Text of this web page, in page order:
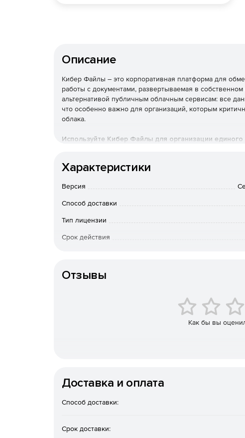
Описание
Кибер Файлы – это корпоративная платформа для
работы с документами, развертываемая в
альтернативой публичным облачным сервисам: все
что особенно важно для организаций, которым
облака.
Используйте Кибер Файлы для организации
Характеристики
Версия
Способ доставки
Тип лицензии
Срок действия
Отзывы
Как бы вы
Доставка и оплата
Способ доставки:
Срок доставки: